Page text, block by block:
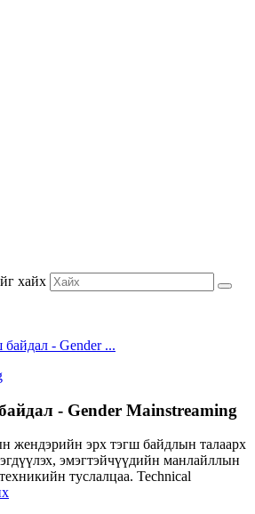
хайх
- Gender ...
- Gender Mainstreaming
жендэрийн эрх тэгш байдлын талаарх
эмэгтэйчүүдийн манлайллын
туслалцаа. Technical